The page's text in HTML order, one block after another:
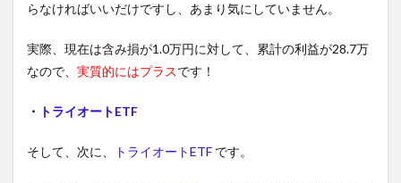
らなければいいだけですし、あまり気にしていません。
実際、現在は含み損が1.0万円に対して、累計の利益が28.7万
なので、 実質的にはプラスです！
・ トライオートETF
そして、次に、 トライオートETF です。